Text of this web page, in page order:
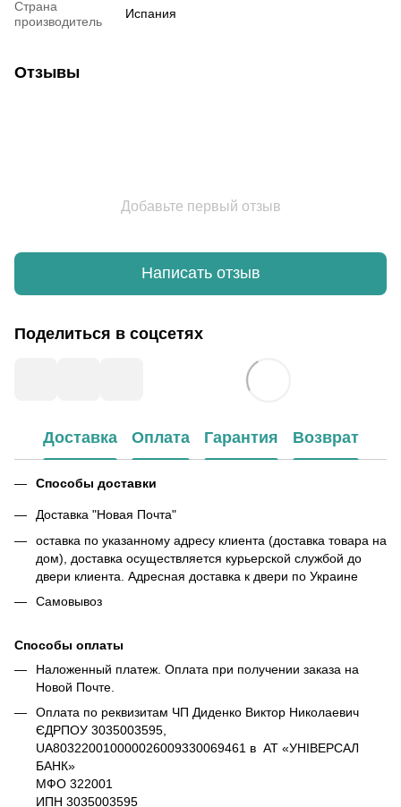
Страна
производитель
Испания
Отзывы
Добавьте первый отзыв
Написать отзыв
Поделиться в соцсетях
Доставка Оплата Гарантия Возврат
Способы доставки
Доставка "Новая Почта"
оставка по указанному адресу клиента (доставка товара на
дом), доставка осуществляется курьерской службой до
двери клиента. Адресная доставка к двери по Украине
Самовывоз
Способы оплаты
Наложенный платеж. Оплата при получении заказа на
Новой Почте.
Оплата по реквизитам ЧП Диденко Виктор Николаевич
ЄДРПОУ 3035003595,
UA803220010000026009330069461 в АТ «УНІВЕРСАЛ
БАНК»
МФО 322001
ИПН 3035003595